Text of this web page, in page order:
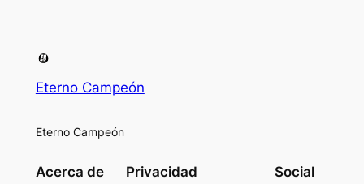
Eterno Campeón
Eterno Campeón
Acerca de Privacidad Social